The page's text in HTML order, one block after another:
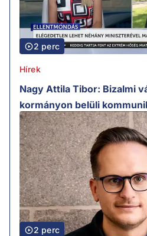
2 perc
Hírek
Nagy Attila Tibor: Bizalmi
kormányon belüli
2 perc